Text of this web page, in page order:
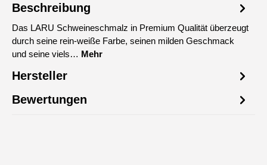
Beschreibung
Das LARU Schweineschmalz in Premium Qualität überzeugt
durch seine rein-weiße Farbe, seinen milden Geschmack
und seine viels… Mehr
Hersteller
Bewertungen